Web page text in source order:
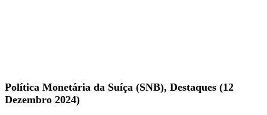
Política Monetária da Suíça (SNB), Destaques (12
Dezembro 2024)